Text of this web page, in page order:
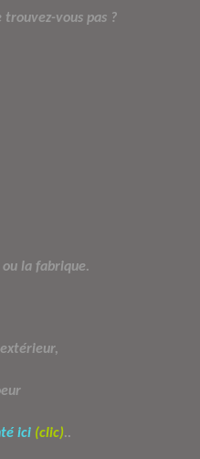
trouvez-vous pas ?
la fabrique.
ici (clic)..